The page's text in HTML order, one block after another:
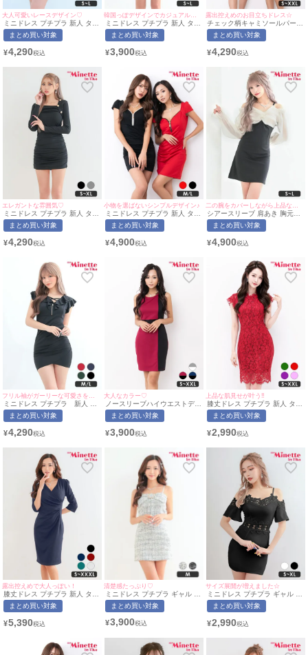
大人可愛いレースデザイン♡
ミニドレス プチプラ 新人 タイ
ト 袖あり セクシー シアー袖
低身長 谷間 背中魅せ 同伴 ウ
分袖 アイボリー ベージュ キャ
サイズ対応) | myMinette/マイ
まとめ買い対象
¥4,290
韓国っぽデザインでカジュアルに♡
ミニドレス プチプラ 新人 タイ
ト 半袖 低身長 谷間 パフスリ
ーブ バイカラー 黒 キャバドレ
応) | myMinette/マイミネット
まとめ買い対象
¥3,900
露出控えめのお目立ちドレス☆
チェック柄キャミソールパール
ボタンタイトミニドレス(Sサイ
ズ～XXLサイズ)(ちぴたん れい
[myMinette/マイミネット]
まとめ買い対象
¥4,290
エレガントな雰囲気♡
ミニドレス プチプラ 新人 タイ
ト 長袖 韓国ドレス ラウンジ
低身長 胸元隠し スクエアネッ
ボレロ風 黒 キャバドレス (あ
まとめ買い対象
¥4,290
小物を選ばないシンプルデザイン♪
ミニドレス プチプラ 新人 タイ
ト ジップ 半袖 低身長 谷間 赤
黒 キャバドレス (ちぴたん・れ
myMinette/マイミネット
まとめ買い対象
¥4,900
シアースリーブ 肩あき 胸元隠
し タイト ミニドレス (ひなた
まる着用/S~Lサイズ対応) |
まとめ買い対象
¥4,900
ミニドレス プチプラ 新人 タ
イト セクシー 低身長 谷間 フ
リル袖 黒 キャバドレス (今井
対応) | myMinette/マイミネッ
まとめ買い対象
¥4,290
大人なカラー♡
ノースリーブハイウエストデザ
インタイトミニドレス(Sサイズ
～XXLサイズ)(れいたぴ/キャバ
ネット]
まとめ買い対象
¥3,900
上品な肌見せが叶う!!
膝丈ドレス プチプラ 新人 タイ
ト ワンピース セクシー ノース
リーブ レース 花柄 低身長 胸
キャバドレス (S〜XXLサイズ
ト
まとめ買い対象
¥2,990
露出控えめで大人っぽい！
膝丈ドレス プチプラ 新人 タイ
ト 袖あり ネイビー ワンカラー
シンプル Vネック 7分袖 カシ
ぴ着用/S〜XXXLサイズ対応) |
まとめ買い対象
¥5,390
清楚感たっぷり♡
ミニドレス プチプラ ギャル タ
イト ツイード 低身長 ビジュー
リボン ホワイト ミニ丈 フロン
Luvique (れいたぴ着用/Mサイ
ット
まとめ買い対象
¥3,900
サイズ展開が増えました☆
ミニドレス プチプラ ギャル タ
イト セクシー オフショル 半袖
低身長 肩あき ブラック キャバ
イズ対応) | myMinette/マイミ
まとめ買い対象
¥2,990